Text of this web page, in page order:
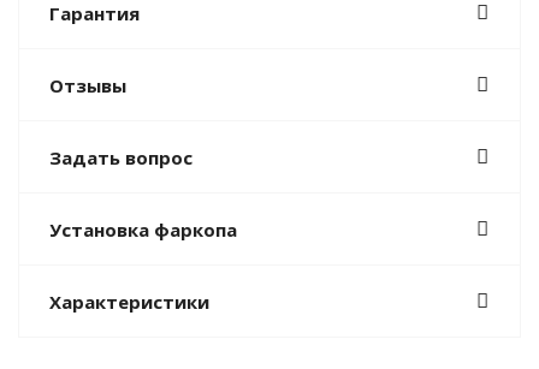
Гарантия
Отзывы
Задать вопрос
Установка фаркопа
Характеристики